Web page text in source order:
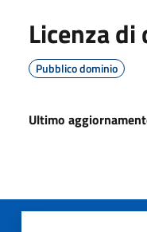
Licenza
Pubblico dominio
Ultimo